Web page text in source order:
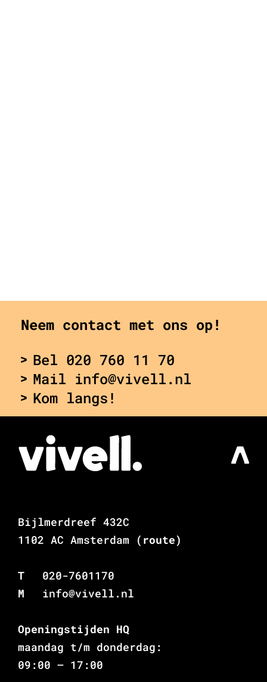
Neem contact met ons op!
Bel 020 760 11 70
Mail info@vivell.nl
Kom langs!
Bijlmerdreef 432C
1102 AC Amsterdam
(route)
T
020-7601170
M
info@vivell.nl
Openingstijden HQ
maandag t/m donderdag:
09:00 – 17:00